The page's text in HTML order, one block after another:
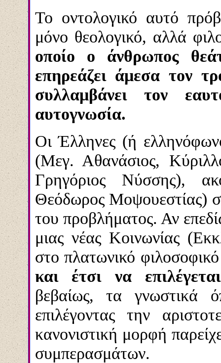
Το οντολογικό αυτό
μόνο θεολογικό, αλλά
οποίο ο άνθρωπος
επηρεάζει άμεσα τον
συλλαμβάνει τον
αυτογνωσία.
Οι Έλληνες (ή
(Μεγ. Αθανάσιος,
Γρηγόριος Νύσσης),
Θεόδωρος Μοψουεστίας)
του προβλήματος. Αν
μιας νέας Κοινωνίας
στο πλατωνικό
και έτσι να
βεβαίως, τα γνωστικά
επιλέγοντας την
κανονιστική μορφή
συμπερασμάτων.